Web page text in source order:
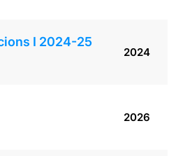
I 2024-25
2024
2026